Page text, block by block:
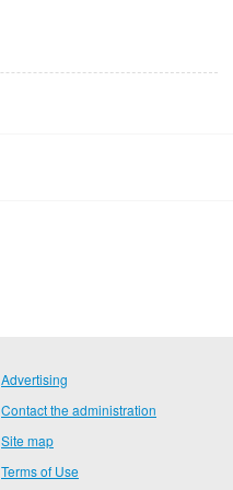
Advertising
Contact the administration
Site map
Terms of Use